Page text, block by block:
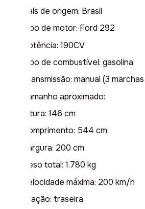
País de origem: Brasil
Tipo de motor: Ford 292
Potência: 190CV
Tipo de combustível: gasolina
Transmissão: manual (3
Tamanho aproximado:
Altura: 146 cm
Comprimento: 544 cm
Largura: 200 cm
Peso total: 1.780 kg
Velocidade máxima: 200 km/h
Tração: traseira